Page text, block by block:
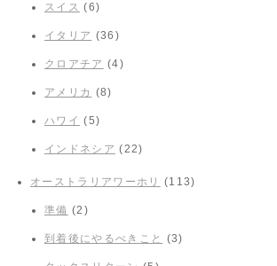
スイス (6)
イタリア (36)
クロアチア (4)
アメリカ (8)
ハワイ (5)
インドネシア (22)
オーストラリアワーホリ (113)
準備 (2)
到着後にやるべきこと (3)